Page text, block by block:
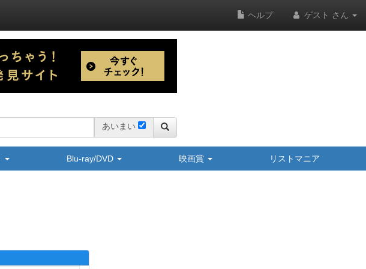
ヘルプ ゲスト さん
あいまい
Blu-ray/DVD 映画賞 リストマニア